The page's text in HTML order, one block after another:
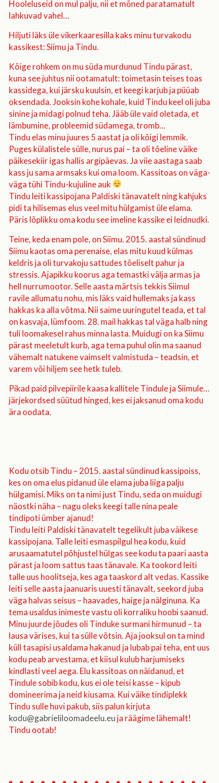
Hooleluseid on mul palju, nii et mõned paratamatult
lahkuvad vahel…
Hiljuti läks üle vikerkaaresilla kaks minu turvakodu
kassikest: Siimu ja Tindu.
Kõige rohkem on mu süda murdunud Tindu pärast,
kuna see juhtus nii ootamatult: toimetasin teises toas
kassidega, kui järsku kuulsin, et keegi karjub ja püüab
oksendada. Jooksin kohe kohale, kuid Tindu keel oli juba
sinine ja midagi polnud teha. Jääb üle vaid oletada, et
lämbumine, probleemid südamega, tromb…
Tindu elas minu juures 5 aastat ja oli kõigi lemmik.
Puges külalistele sülle, nurus pai – ta oli tõeline väike
päikesekiir igas hallis argipäevas. Ja viie aastaga saab
kass ju sama armsaks kui oma loom. Kassitoas on väga-
väga tühi Tindu-kujuline auk
Tindu leiti kassipojana Paldiski tänavatelt ning kahjuks
pidi ta hilisemas elus veel mitu hülgamist üle elama.
Päris lõplikku oma kodu see imeline kassike ei leidnudki.
Teine, keda enam pole, on Siimu. 2015. aastal sündinud
Siimu kaotas oma perenaise, elas mitu kuud külmas
keldris ja oli turvakoju sattudes tõeliselt pahur ja
stressis. Ajapikku koorus aga temastki välja armas ja
hell nurrumootor. Selle aasta märtsis tekkis Siimul
ravile allumatu nohu, mis läks vaid hullemaks ja kass
hakkas ka alla võtma. Nii saime uuringutel teada, et tal
on kasvaja, lümfoom. 28. mail hakkas tal väga halb ning
tuli loomakesel rahus minna lasta. Muidugi on ka Siimu
pärast meeletult kurb, aga tema puhul olin ma saanud
vähemalt natukene vaimselt valmistuda – teadsin, et
varem või hiljem see hetk tuleb.
Pikad paid pilvepiirile kaasa kallitele Tindule ja Siimule…
järjekordsed süütud hinged, kes ei jaksanud oma kodu
ära oodata.
Kodu otsib Tindu – 2015. aastal sündinud kassipoiss,
kes on oma elus pidanud üle elama juba liiga palju
hülgamisi. Miks on ta nimi just Tindu, seda on muidugi
näostki näha – nagu oleks keegi talle nina peale
tindipoti ümber ajanud!
Tindu leiti Paldiski tänavatelt tegelikult juba väikese
kassipojana. Talle leiti esmaspilgul hea kodu, kuid
arusaamatutel põhjustel hülgas see kodu ta paari aasta
pärast ja loom sattus taas tänavale. Ka tookord leiti
talle uus hoolitseja, kes aga taaskord alt vedas. Kassike
leiti selle aasta jaanuaris uuesti tänavalt, seekord juba
väga halvas seisus – haavades, haige ja nälginuna. Ka
tema usaldus inimeste vastu oli korraliku hoobi saanud.
Minu juurde jõudes oli Tinduke surmani hirmunud – ta
lausa värises, kui ta sülle võtsin. Aja jooksul on ta mind
küll tasapisi usaldama hakanud ja lubab pai teha, ent uus
kodu peab arvestama, et kiisul kulub harjumiseks
kindlasti veel aega. Elu kassitoas on näidanud, et
Tindule sobib kodu, kus ei ole teisi kasse – kipub
domineerima ja neid kiusama. Kui väike tindiplekk
Tindu sulle huvi pakub, siis palun kirjuta
kodu@gabrieliloomadeelu.eu ja räägime lähemalt!
Tindu ootab!